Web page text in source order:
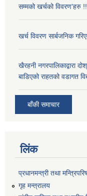
सम्मको खर्चको विवरण'हरु !!
खर्च विवरण सार्बजनिक
खैरहनी नगरपालिकाद्वारा
बाडिएको राहतको वडागत
बाँकी समाचार
लिंक
प्रधानमन्त्री तथा
गृह मन्त्रालय